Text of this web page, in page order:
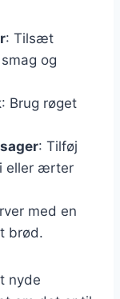
: Tilsæt
og
: Brug røget
: Tilføj
eller ærter
med en
brød.
nyde